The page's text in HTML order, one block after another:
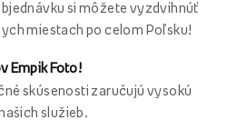
si môžete vyzdvihnúť
miestach po celom Poľsku!
Empik Foto!
skúsenosti zaručujú vysokú
služieb.